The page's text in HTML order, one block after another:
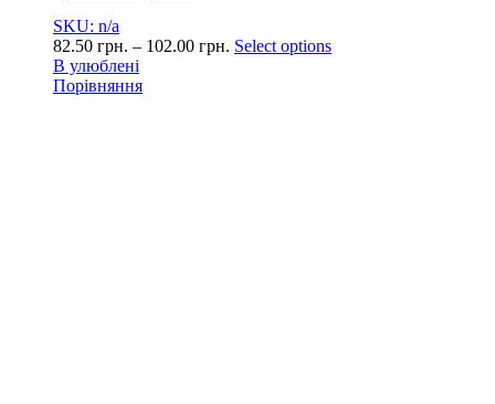
SKU: n/a
82.50 грн. – 102.00 грн. Select options
В улюблені
Порівняння